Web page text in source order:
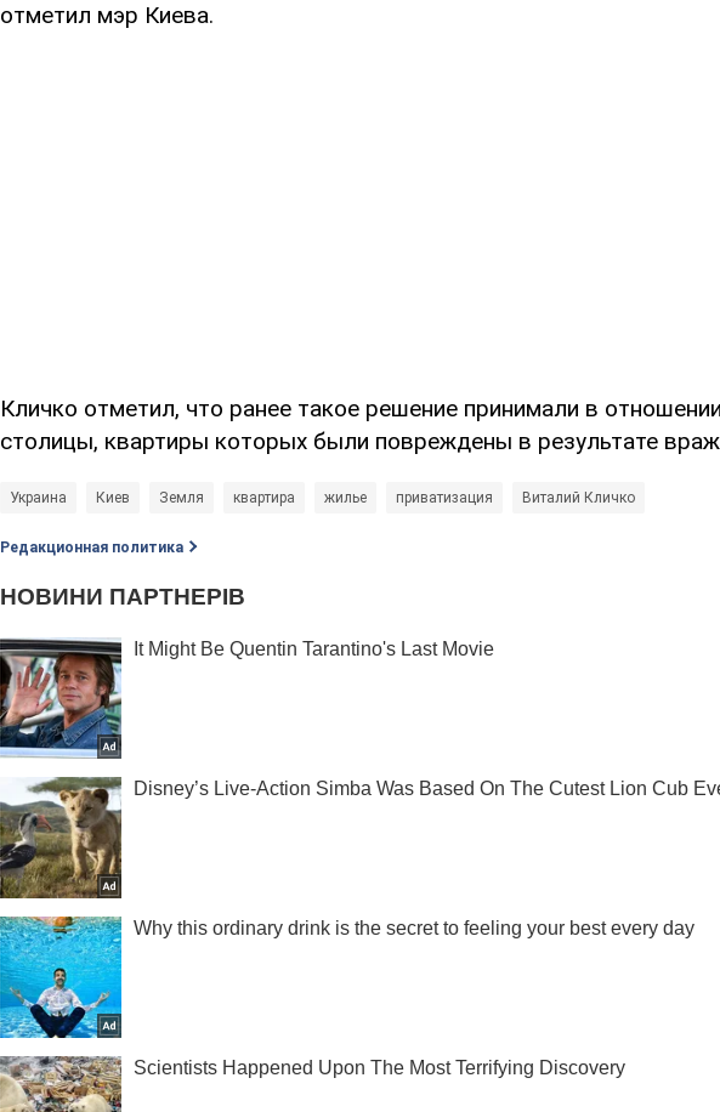
отметил мэр Киева.
Кличко отметил, что ранее такое решение принимали в
столицы, квартиры которых были повреждены в результате
Украина Киев Земля квартира жилье приватизация Виталий Кличко
Редакционная политика